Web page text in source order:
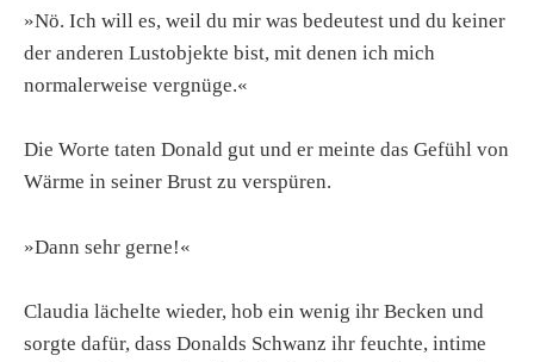
»Nö. Ich will es, weil du mir was bedeutest und du keiner
der anderen Lustobjekte bist, mit denen ich mich
normalerweise vergnüge.«
Die Worte taten Donald gut und er meinte das Gefühl von
Wärme in seiner Brust zu verspüren.
»Dann sehr gerne!«
Claudia lächelte wieder, hob ein wenig ihr Becken und
sorgte dafür, dass Donalds Schwanz ihr feuchte, intime